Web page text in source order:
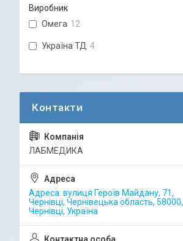
Виробник
Омега 12
Україна ТД 4
ЛАБМЕДИКА
Адреса: вулиця Героїв Майдану, 71,
Чернівці, Чернівецька область, 58000,
Чернівці, Україна